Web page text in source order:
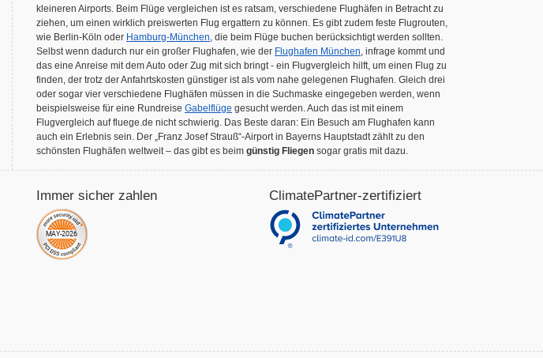
kleineren Airports. Beim Flüge vergleichen ist es ratsam, verschiedene Flughäfen in Betracht zu
ziehen, um einen wirklich preiswerten Flug ergattern zu können. Es gibt zudem feste Flugrouten,
wie Berlin-Köln oder Hamburg-München, die beim Flüge buchen berücksichtigt werden sollten.
Selbst wenn dadurch nur ein großer Flughafen, wie der Flughafen München, infrage kommt und
das eine Anreise mit dem Auto oder Zug mit sich bringt - ein Flugvergleich hilft, um einen Flug zu
finden, der trotz der Anfahrtskosten günstiger ist als vom nahe gelegenen Flughafen. Gleich drei
oder sogar vier verschiedene Flughäfen müssen in die Suchmaske eingegeben werden, wenn
beispielsweise für eine Rundreise Gabelflüge gesucht werden. Auch das ist mit einem
Flugvergleich auf fluege.de nicht schwierig. Das Beste daran: Ein Besuch am Flughafen kann
auch ein Erlebnis sein. Der „Franz Josef Strauß“-Airport in Bayerns Hauptstadt zählt zu den
schönsten Flughäfen weltweit – das gibt es beim günstig Fliegen sogar gratis mit dazu.
Immer sicher zahlen ClimatePartner-zertifiziert